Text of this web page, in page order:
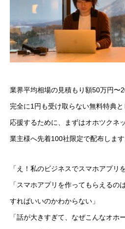
業界平均相場の見積もり額50万円〜
完全に1円も受け取らない無料特典
応援するために、まずはオホツクネ
業主様へ先着100社限定で配布します
「え！私のビジネスでスマホアプリを
「スマホアプリを作ってもらえるの
すればいいのかわからない」
「話が大きすぎて、なぜこんなオホ